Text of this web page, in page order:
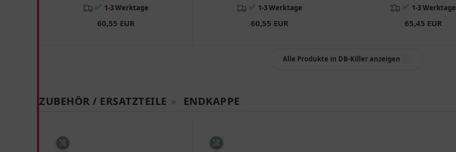
✅ 1-3 Werktage
60,55 EUR
✅ 1-3 Werktage
60,55 EUR
✅ 1-3 Werktage
65,45 EUR
Alle Produkte in DB-Killer anzeigen
ZUBEHÖR / ERSATZTEILE » ENDKAPPE